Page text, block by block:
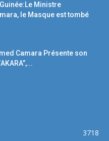
Ministre
le Masque est tombé
Camara Présente son
3718